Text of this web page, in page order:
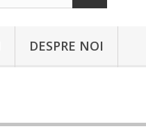
DESPRE NOI